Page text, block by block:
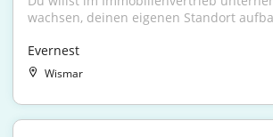
wachsen, deinen eigenen Standort
Evernest
Wismar